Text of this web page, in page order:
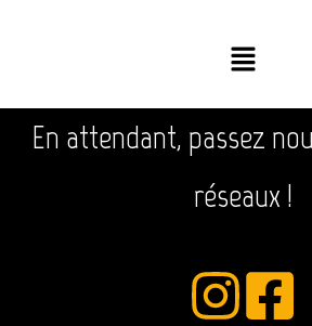
En attendant, passez
réseaux !